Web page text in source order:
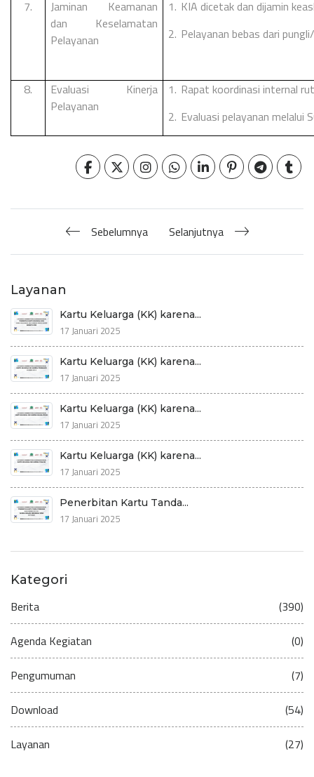
7.
Jaminan Keamanan
dan Keselamatan
Pelayanan
1. KIA dicetak dan dijamin
2. Pelayanan bebas dari
8.
Evaluasi Kinerja
Pelayanan
1. Rapat koordinasi internal
2. Evaluasi pelayanan melalui
Sebelumnya Selanjutnya
Layanan
Kartu Keluarga (KK) karena...
17 Januari 2025
Kartu Keluarga (KK) karena...
17 Januari 2025
Kartu Keluarga (KK) karena...
17 Januari 2025
Kartu Keluarga (KK) karena...
17 Januari 2025
Penerbitan Kartu Tanda...
17 Januari 2025
Kategori
Berita (390)
Agenda Kegiatan (0)
Pengumuman (7)
Download (54)
Layanan (27)